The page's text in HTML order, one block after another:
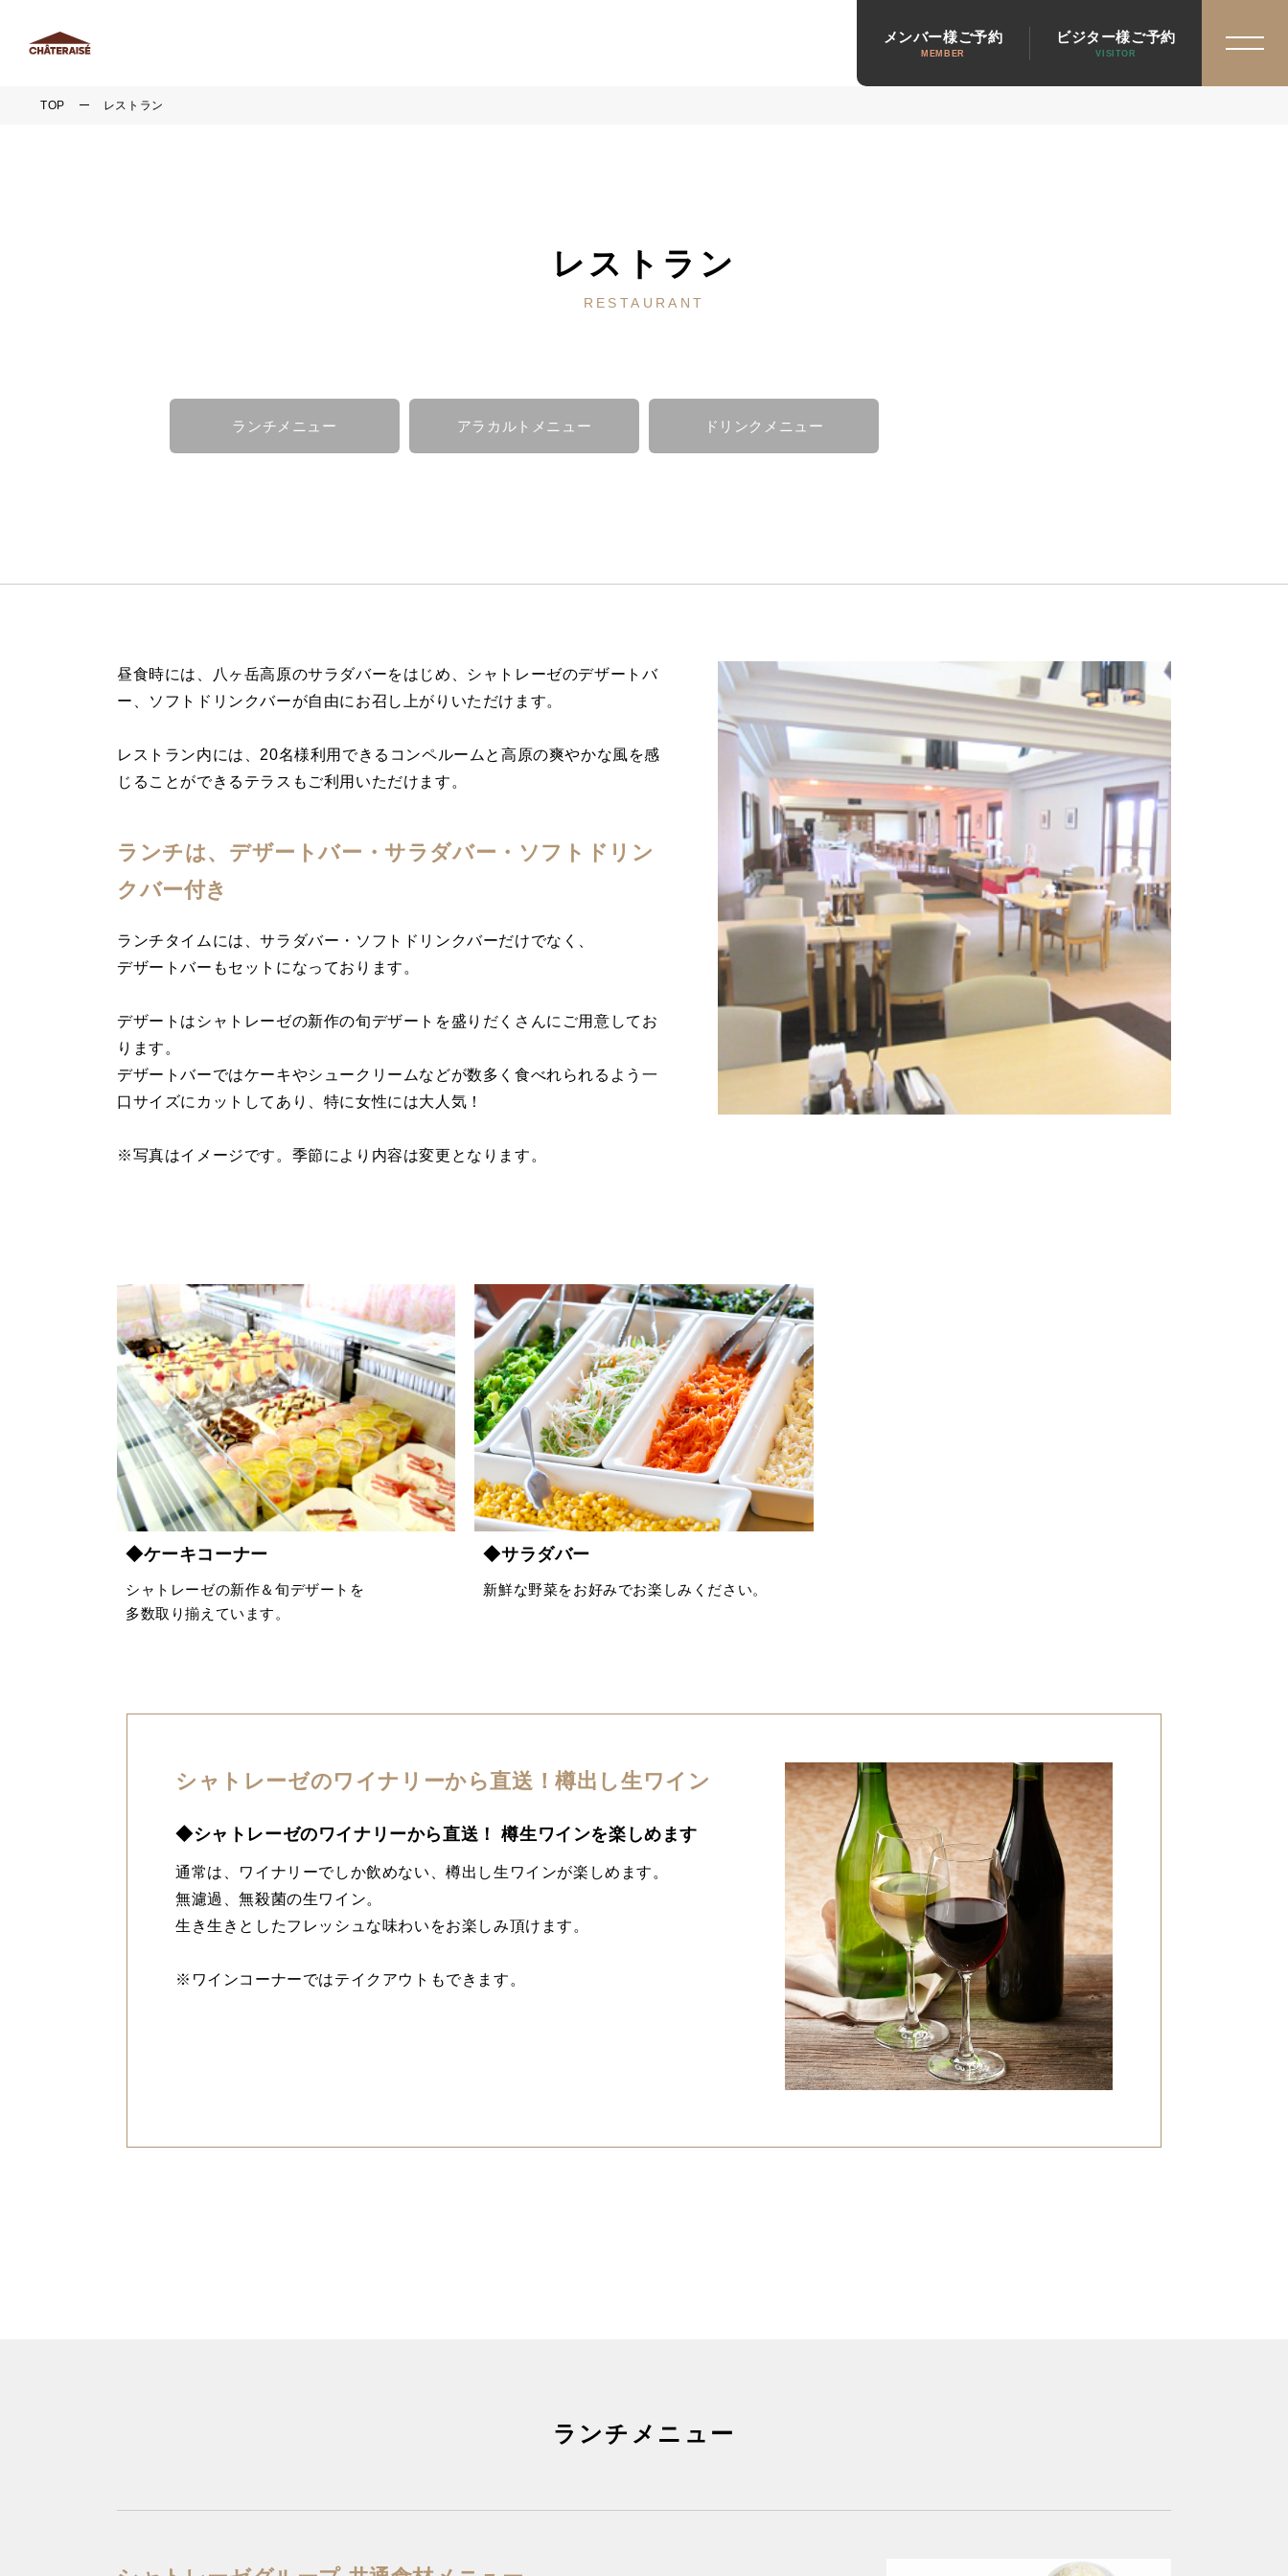
メンバー様ご予約
MEMBER
ビジター様ご予約
VISITOR
TOP レストラン
レストラン
RESTAURANT
ランチメニュー アラカルトメニュー ドリンクメニュー
昼食時には、八ヶ岳高原のサラダバーをはじめ、シャトレーゼのデザートバ
ー、ソフトドリンクバーが自由にお召し上がりいただけます。
レストラン内には、20名様利用できるコンペルームと高原の爽やかな風を感
じることができるテラスもご利用いただけます。
ランチは、デザートバー・サラダバー・ソフトドリン
クバー付き
ランチタイムには、サラダバー・ソフトドリンクバーだけでなく、
デザートバーもセットになっております。
デザートはシャトレーゼの新作の旬デザートを盛りだくさんにご用意してお
ります。
デザートバーではケーキやシュークリームなどが数多く食べれられるよう一
口サイズにカットしてあり、特に女性には大人気！
※写真はイメージです。季節により内容は変更となります。
◆ケーキコーナー
シャトレーゼの新作＆旬デザートを
多数取り揃えています。
◆サラダバー
新鮮な野菜をお好みでお楽しみください。
シャトレーゼのワイナリーから直送！樽出し生ワイン
◆シャトレーゼのワイナリーから直送！ 樽生ワインを楽しめます
通常は、ワイナリーでしか飲めない、樽出し生ワインが楽しめます。
無濾過、無殺菌の生ワイン。
生き生きとしたフレッシュな味わいをお楽しみ頂けます。
※ワインコーナーではテイクアウトもできます。
ランチメニュー